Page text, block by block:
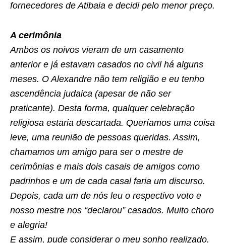
fornecedores de Atibaia e decidi pelo menor preço.
A cerimônia
Ambos os noivos vieram de um casamento
anterior e já estavam casados no civil há alguns
meses. O Alexandre não tem religião e eu tenho
ascendência judaica (apesar de não ser
praticante). Desta forma, qualquer celebração
religiosa estaria descartada. Queríamos uma coisa
leve, uma reunião de pessoas queridas. Assim,
chamamos um amigo para ser o mestre de
cerimônias e mais dois casais de amigos como
padrinhos e um de cada casal faria um discurso.
Depois, cada um de nós leu o respectivo voto e
nosso mestre nos “declarou” casados. Muito choro
e alegria!
E assim, pude considerar o meu sonho realizado.